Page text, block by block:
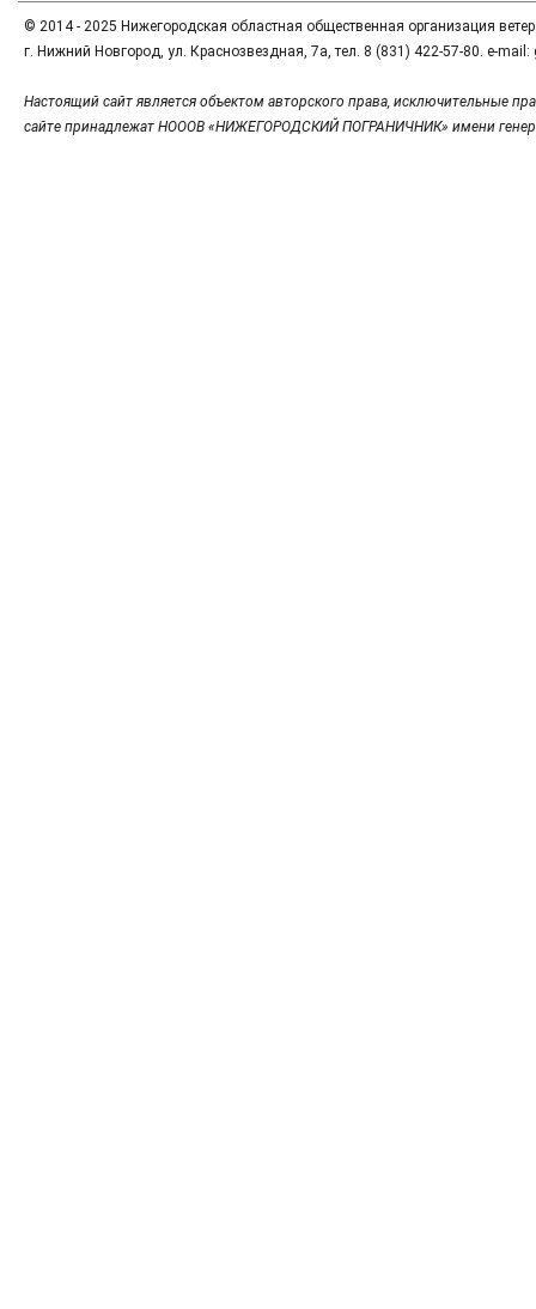
© 2014 - 2025 Нижегородская областная общественная организация
г. Нижний Новгород, ул. Краснозвездная, 7а, тел. 8 (831) 422-57-80. e-
Настоящий сайт является объектом авторского права, исключительные
сайте принадлежат НОООВ «НИЖЕГОРОДСКИЙ ПОГРАНИЧНИК» имени